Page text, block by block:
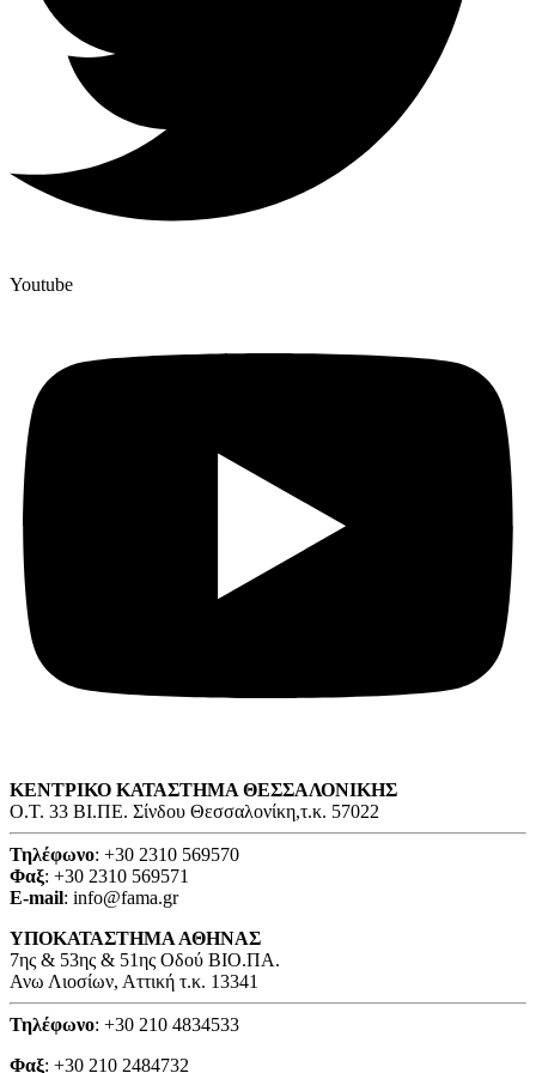
Youtube
ΚΕΝΤΡΙΚΟ ΚΑΤΑΣΤΗΜΑ ΘΕΣΣΑΛΟΝΙΚΗΣ
O.T. 33 ΒΙ.ΠΕ. Σίνδου Θεσσαλονίκη,τ.κ. 57022
Τηλέφωνο: +30 2310 569570
Φαξ: +30 2310 569571
E-mail: info@fama.gr
ΥΠΟΚΑΤΑΣΤΗΜΑ ΑΘΗΝΑΣ
7ης & 53ης & 51ης Οδού ΒΙΟ.ΠΑ.
Ανω Λιοσίων, Αττική τ.κ. 13341
Τηλέφωνο: +30 210 4834533
Φαξ: +30 210 2484732